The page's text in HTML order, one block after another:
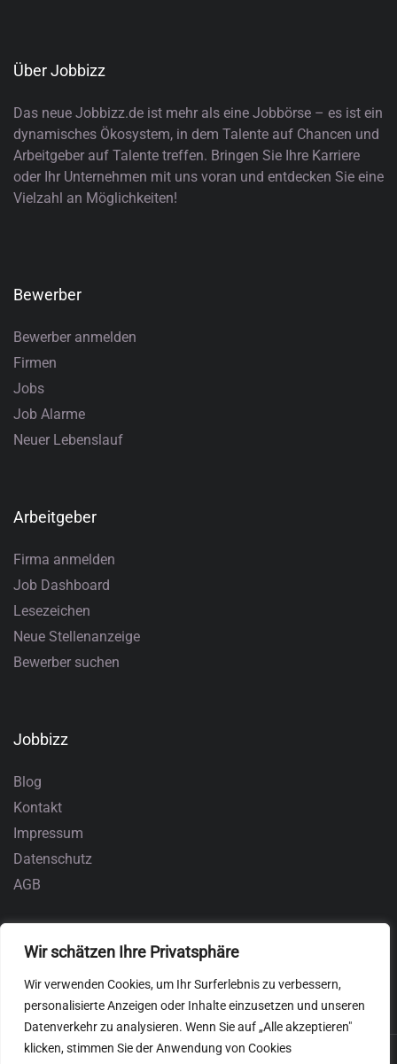
Wir schätzen Ihre Privatsphäre
Wir verwenden Cookies, um Ihr Surferlebnis zu verbessern,
personalisierte Anzeigen oder Inhalte einzusetzen und unseren
Datenverkehr zu analysieren. Wenn Sie auf „Alle akzeptieren"
klicken, stimmen Sie der Anwendung von Cookies
Über Jobbizz
Das neue Jobbizz.de ist mehr als eine Jobbörse – es ist ein
dynamisches Ökosystem, in dem Talente auf Chancen und
Arbeitgeber auf Talente treffen. Bringen Sie Ihre Karriere
oder Ihr Unternehmen mit uns voran und entdecken Sie eine
Vielzahl an Möglichkeiten!
Bewerber
Bewerber anmelden
Firmen
Jobs
Job Alarme
Neuer Lebenslauf
Arbeitgeber
Firma anmelden
Job Dashboard
Lesezeichen
Neue Stellenanzeige
Bewerber suchen
Jobbizz
Blog
Kontakt
Impressum
Datenschutz
AGB